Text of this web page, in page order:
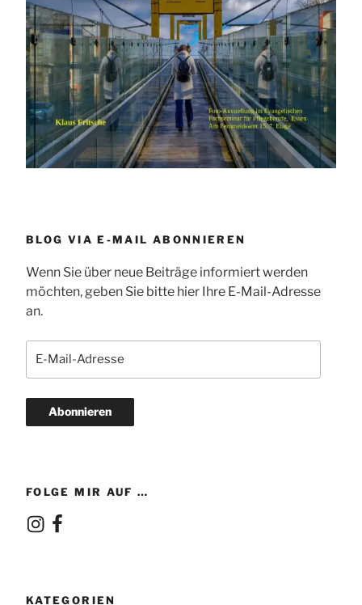
BLOG VIA E-MAIL ABONNIEREN
Wenn Sie über neue Beiträge informiert werden
möchten, geben Sie bitte hier Ihre E-Mail-Adresse
an.
Mail-
Abonnieren
FOLGE MIR AUF …
Instagram
Facebook
KATEGORIEN